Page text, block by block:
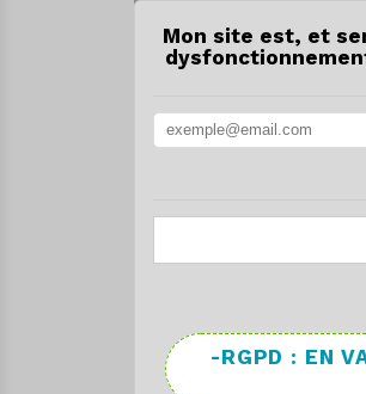
Mon site est, et
-RGPD : EN